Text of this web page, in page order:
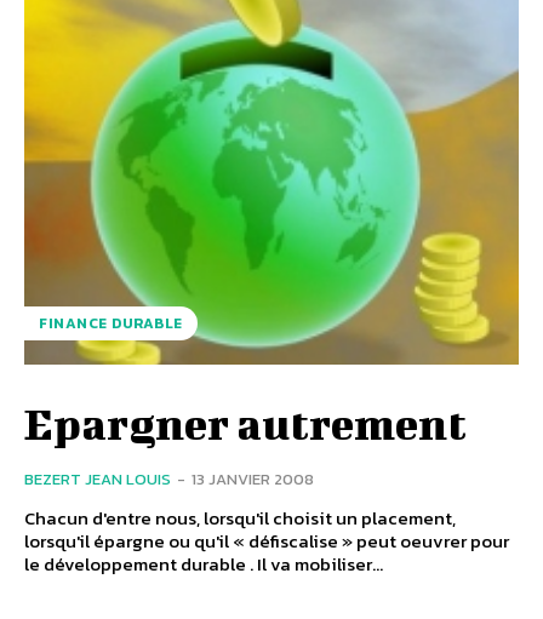
FINANCE DURABLE
Epargner autrement
BEZERT JEAN LOUIS - 13 JANVIER 2008
Chacun d'entre nous, lorsqu'il choisit un placement,
lorsqu'il épargne ou qu'il « défiscalise » peut oeuvrer pour
le développement durable . Il va mobiliser...